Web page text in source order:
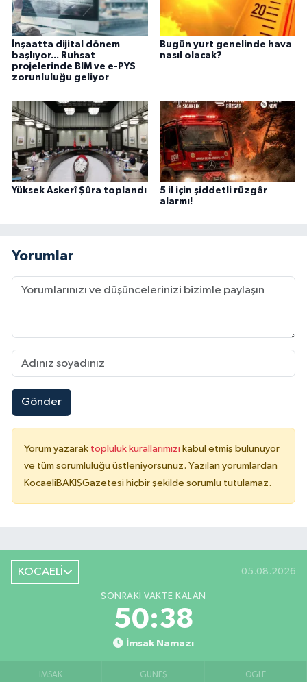
İnşaatta dijital dönem
başlıyor... Ruhsat
projelerinde BIM ve e-PYS
zorunluluğu geliyor
Bugün yurt genelinde hava
nasıl olacak?
Yüksek Askerî Şûra toplandı
5 il için şiddetli rüzgâr
alarmı!
Yorumlar
Gönder
Yorum yazarak topluluk kurallarımızı kabul etmiş bulunuyor
ve tüm sorumluluğu üstleniyorsunuz. Yazılan yorumlardan
KocaeliBAKIŞGazetesi hiçbir şekilde sorumlu tutulamaz.
KOCAELİ 05.08.2026
SONRAKI VAKTE KALAN
50:37
İmsak Namazı
İMSAK GÜNEŞ ÖĞLE